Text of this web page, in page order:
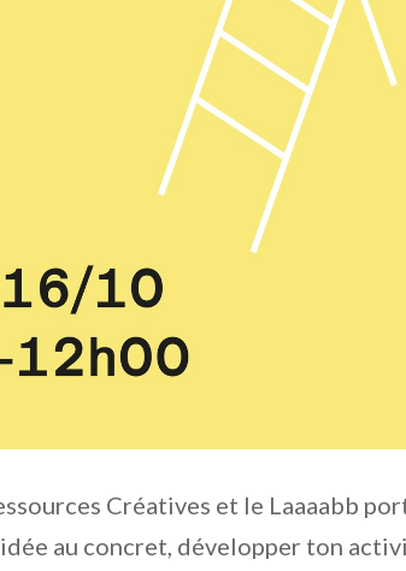
Créatives et le Laaaabb
au concret, développer ton